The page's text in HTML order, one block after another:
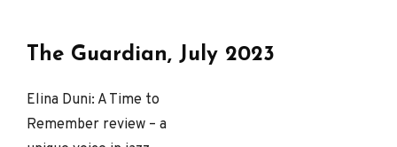
The Guardian, July 2023
Elina Duni: A Time to
Remember review – a